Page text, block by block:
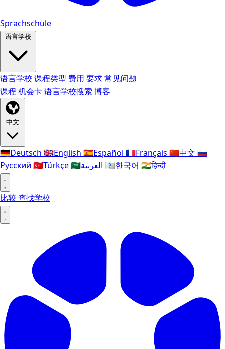
Sprachschule
语言学校
语言学校 课程类型 费用 要求常见问题
课程 机会卡语言学校搜索 博客
中文
🇩🇪Deutsch 🇬🇧English 🇪🇸Español 🇫🇷Français 🇨🇳中文 🇷🇺
Русский 🇹🇷Türkçe🇸🇦 🇰🇷한국어 🇮🇳हिन्दी
比较查找学校